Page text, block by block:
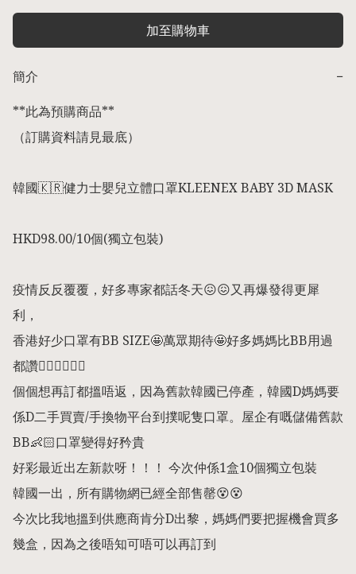
加至購物車
簡介
−
**此為預購商品**
（訂購資料請見最底）
韓國🇰🇷健力士嬰兒立體口罩KLEENEX BABY 3D MASK
HKD98.00/10個(獨立包裝)
疫情反反覆覆，好多專家都話冬天😖😖又再爆發得更犀
利，
香港好少口罩有BB SIZE🤩萬眾期待🤩好多媽媽比BB用過
都讚👍🏻👍🏻👍🏻
個個想再訂都搵唔返，因為舊款韓國已停產，韓國D媽媽要
係D二手買賣/手換物平台到撲呢隻口罩。屋企有嘅儲備舊款
BB👶🏻口罩變得好矜貴
好彩最近出左新款呀！！！ 今次仲係1盒10個獨立包裝
韓國一出，所有購物網已經全部售罄😵😵
今次比我地搵到供應商肯分D出黎，媽媽們要把握機會買多
幾盒，因為之後唔知可唔可以再訂到